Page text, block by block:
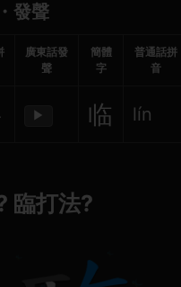
發聲
廣東話發
聲
簡體
字
普通話拼
音
▶ 临 lín
臨打法?